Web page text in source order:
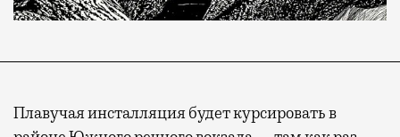
Плавучая инсталляция будет курсировать в